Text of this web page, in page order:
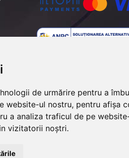
de urmărire pentru a
website-ul nostru, pentru afișa
a analiza traficul de pe
vizitatorii noștri.